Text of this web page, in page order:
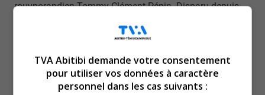
rouynorandien Tommy Clément-Pépin. Disparu depuis
17 ans, il aurait été vu pour la dernière fois en mars
Selon le service de police, l’enquête tend à démontrer
qu’il aurait été victime d’un acte criminel. Son dossier
apparaît dorénavant dans les fichiers informatiques des
TVA Abitibi demande votre consentement
pour utiliser vos données à caractère
personnel dans les cas suivants :